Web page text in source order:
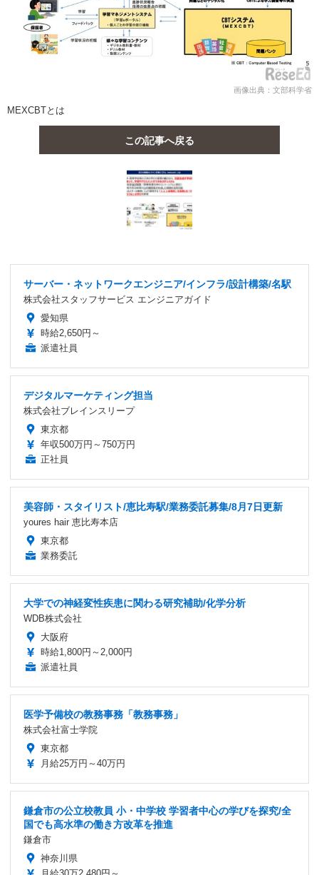
画像出典：文部科学省
MEXCBTとは
この記事へ戻る
サーバー・ネットワークエンジニア/インフラ/設計構築/名駅
株式会社スタッフサービス エンジニアガイド
愛知県
時給2,650円～
派遣社員
デジタルマーケティング担当
株式会社ブレインスリープ
東京都
年収500万円～750万円
正社員
美容師・スタイリスト/恵比寿駅/業務委託募集/8月7日更新
youres hair 恵比寿本店
東京都
業務委託
大学での神経変性疾患に関わる研究補助/化学分析
WDB株式会社
大阪府
時給1,800円～2,000円
派遣社員
医学予備校の教務事務「教務事務」
株式会社富士学院
東京都
月給25万円～40万円
鎌倉市の公立校教員 小・中学校 学習者中心の学びを探究/全
国でも高水準の働き方改革を推進
鎌倉市
神奈川県